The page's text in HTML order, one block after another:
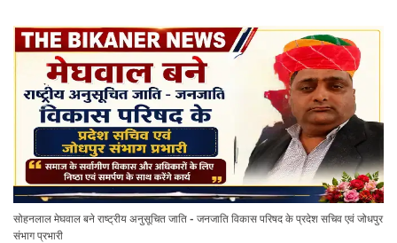
सोहनलाल मेघवाल बने राष्ट्रीय अनुसूचित जाति - जनजाति विकास परिषद के प्रदेश सचिव एवं जोधपुर
संभाग प्रभारी